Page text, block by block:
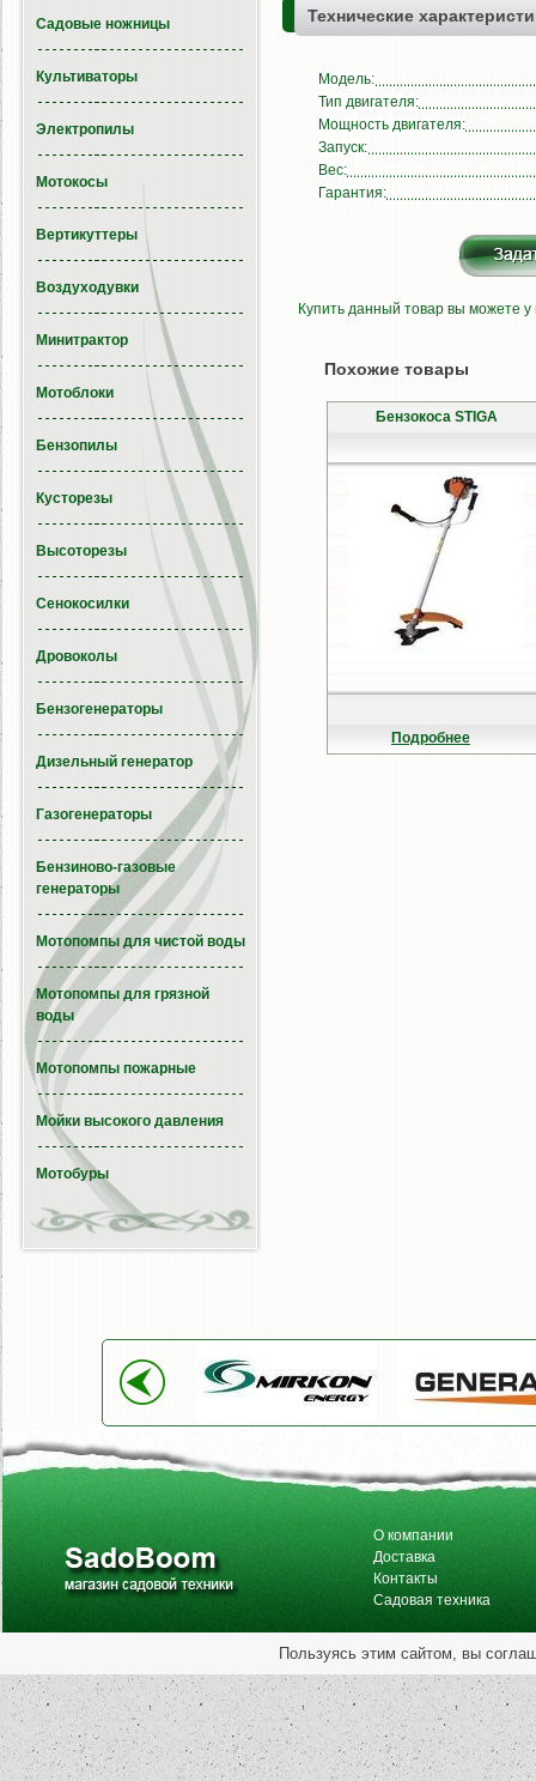
Технические
Модель:
Тип двигателя:
Мощность двигателя:
Запуск:
Вес:
Гарантия:
Купить данный товар вы можете
Похожие товары
Бензокоса STIGA
Подробнее
Садовые ножницы
Культиваторы
Электропилы
Мотокосы
Вертикуттеры
Воздуходувки
Минитрактор
Мотоблоки
Бензопилы
Кусторезы
Высоторезы
Сенокосилки
Дровоколы
Бензогенераторы
Дизельный генератор
Газогенераторы
Бензиново-газовые
генераторы
Мотопомпы для чистой воды
Мотопомпы для грязной
воды
Мотопомпы пожарные
Мойки высокого давления
Мотобуры
О компании
Доставка
Контакты
Садовая техника
Пользуясь этим сайтом, вы